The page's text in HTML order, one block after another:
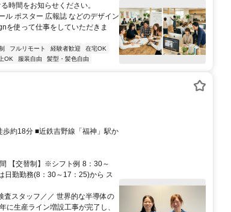
時間をお知らせください。
ル ポスター 広報誌 などのデザイン
を使って仕事をしていただきま
フルリモート 経験者歓迎
在宅OK
OK 服装自由 髪型・髪色自由
約18分 ■近鉄吉野線「福神」駅か
【交替制】※シフト例 8：30～
勤勤務(8：30～17：25)から ス
査スタッフ／／ 世界的な半導体の
に生産ライン増設工事が完了し、